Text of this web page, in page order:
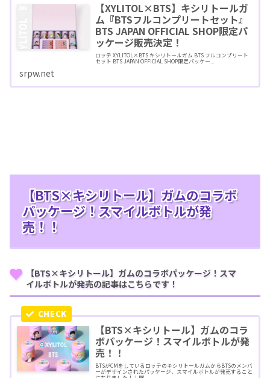
【XYLITOL×BTS】キシリトールガ
ム『BTSフルコンプリートセット』
BTS JAPAN OFFICIAL SHOP限定パ
ッケージ販売決定！
ロッテ XYLITOL×BTS キシリトールガム BTS フルコンプリート
セット BTS JAPAN OFFICIAL SHOP限定パッケー...
srpw.net
【BTS×キシリトール】ガムのコラボ
パッケージ！スマイルボトルが発
売！！
【BTS×キシリトール】ガムのコラボパッケージ！スマ
イルボトルが発売の記事はこちらです！
【BTS×キシリトール】ガムのコラ
ボパッケージ！スマイルボトルが発
売！！
BTSがCMをしているロッテのキシリトールガムからBTSのメンバ
ーがデザインされたパッケージ、スマイルボトルが発売すること